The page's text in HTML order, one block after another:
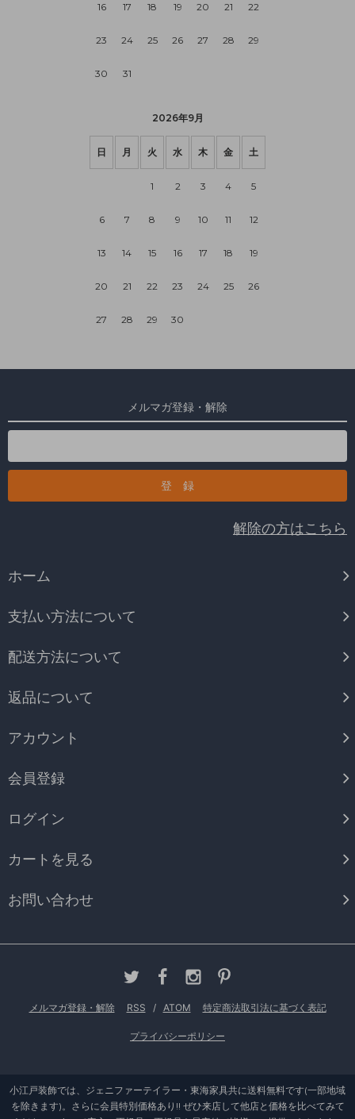
16 17 18 19 20 21 22
23 24 25 26 27 28 29
30 31
2026年9月
日 月 火 水 木 金 土
1 2 3 4 5
6 7 8 9 10 11 12
13 14 15 16 17 18 19
20 21 22 23 24 25 26
27 28 29 30
メルマガ登録・解除
解除の方はこちら
ホーム
支払い方法について
配送方法について
返品について
アカウント
会員登録
ログイン
カートを見る
お問い合わせ
メルマガ登録・解除 RSS / ATOM 特定商法取引法に基づく表記
プライバシーポリシー
小江戸装飾では、ジェニファーテイラー・東海家具共に送料無料です(一部地域
を除きます)。さらに会員特別価格あり!! ぜひ来店して他店と価格を比べてみて